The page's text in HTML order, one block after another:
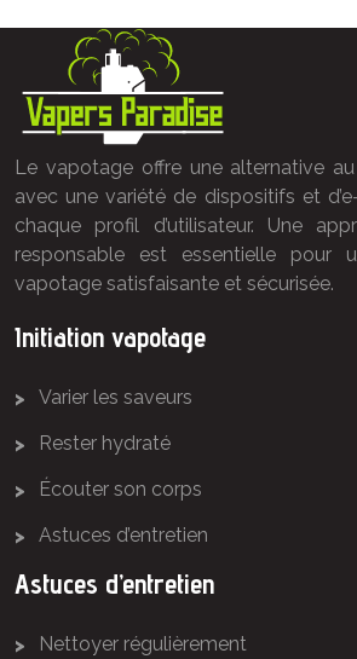
Le vapotage offre une alternative
avec une variété de dispositifs et
chaque profil d’utilisateur. Une
responsable est essentielle pour
vapotage satisfaisante et sécurisée.
Initiation vapotage
Varier les saveurs
Rester hydraté
Écouter son corps
Astuces d’entretien
Astuces d’entretien
Nettoyer régulièrement